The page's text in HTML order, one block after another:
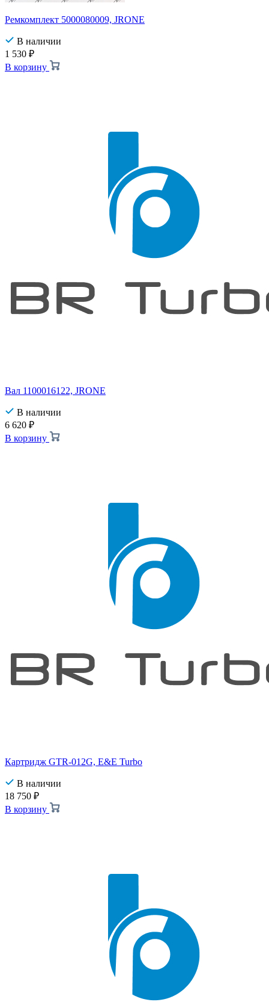
Ремкомплект 5000080009, JRONE
В наличии
1 530 ₽
В корзину
Вал 1100016122, JRONE
В наличии
6 620 ₽
В корзину
Картридж GTR-012G, E&E Turbo
В наличии
18 750 ₽
В корзину